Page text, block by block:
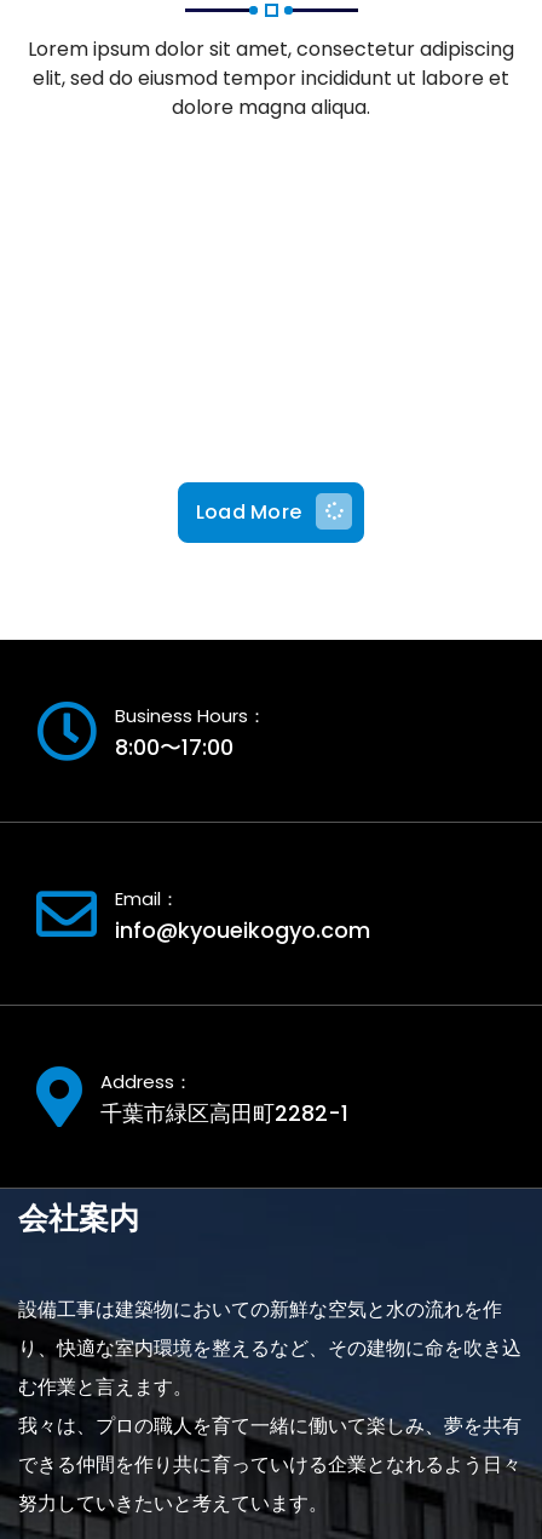
Lorem ipsum dolor sit amet, consectetur adipiscing
elit, sed do eiusmod tempor incididunt ut labore et
dolore magna aliqua.
Load More
Business Hours：
8:00〜17:00
Email：
info@kyoueikogyo.com
Address：
千葉市緑区高田町2282-1
会社案内
設備工事は建築物においての新鮮な空気と水の流れを作
り、快適な室内環境を整えるなど、その建物に命を吹き込
む作業と言えます。
我々は、プロの職人を育て一緒に働いて楽しみ、夢を共有
できる仲間を作り共に育っていける企業となれるよう日々
努力していきたいと考えています。